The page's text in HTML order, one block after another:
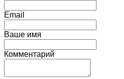
Email
Ваше имя
Комментарий